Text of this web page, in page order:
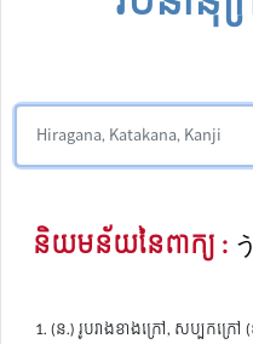
និយមន័យនៃពាក្យ :
(ន.) រូបរាងខាងក្រៅ, សប្បកក្រៅ